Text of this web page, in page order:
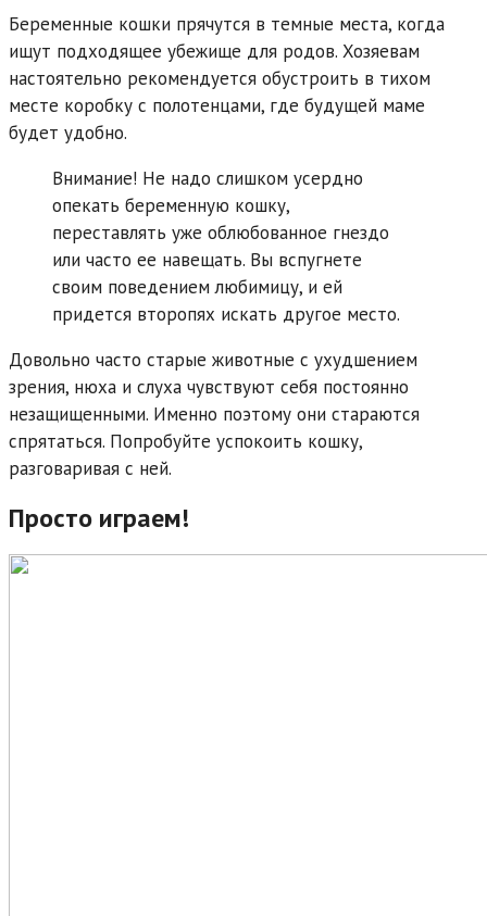
Беременные кошки прячутся в темные места, когда
ищут подходящее убежище для родов. Хозяевам
настоятельно рекомендуется обустроить в тихом
месте коробку с полотенцами, где будущей маме
будет удобно.
Внимание! Не надо слишком усердно
опекать беременную кошку,
переставлять уже облюбованное гнездо
или часто ее навещать. Вы вспугнете
своим поведением любимицу, и ей
придется второпях искать другое место.
Довольно часто старые животные с ухудшением
зрения, нюха и слуха чувствуют себя постоянно
незащищенными. Именно поэтому они стараются
спрятаться. Попробуйте успокоить кошку,
разговаривая с ней.
Просто играем!